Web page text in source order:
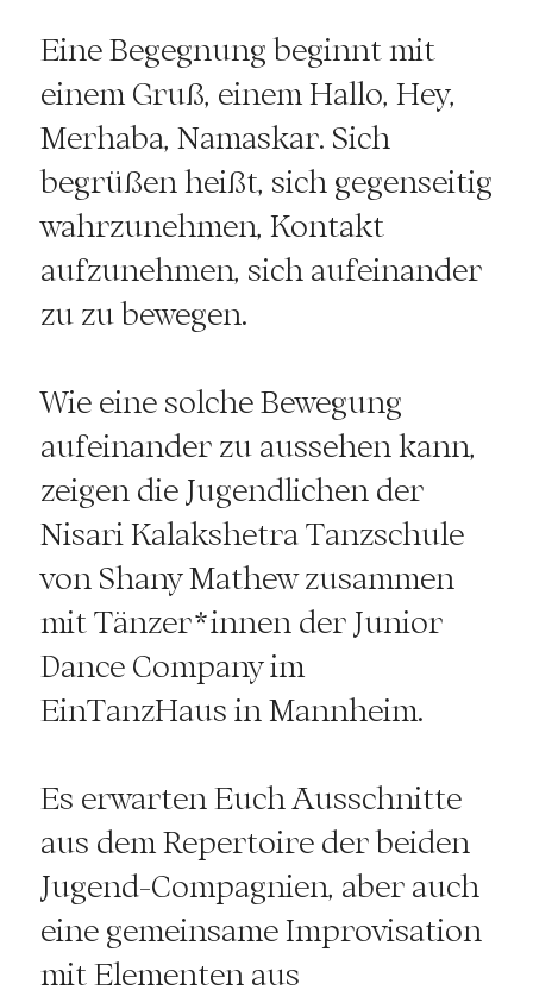
Eine Begegnung beginnt mit
einem Gruß, einem Hallo, Hey,
Merhaba, Namaskar. Sich
begrüßen heißt, sich gegenseitig
wahrzunehmen, Kontakt
aufzunehmen, sich aufeinander
zu zu bewegen.
Wie eine solche Bewegung
aufeinander zu aussehen kann,
zeigen die Jugendlichen der
Nisari Kalakshetra Tanzschule
von Shany Mathew zusammen
mit Tänzer*innen der Junior
Dance Company im
EinTanzHaus in Mannheim.
Es erwarten Euch Ausschnitte
aus dem Repertoire der beiden
Jugend-Compagnien, aber auch
eine gemeinsame Improvisation
mit Elementen aus